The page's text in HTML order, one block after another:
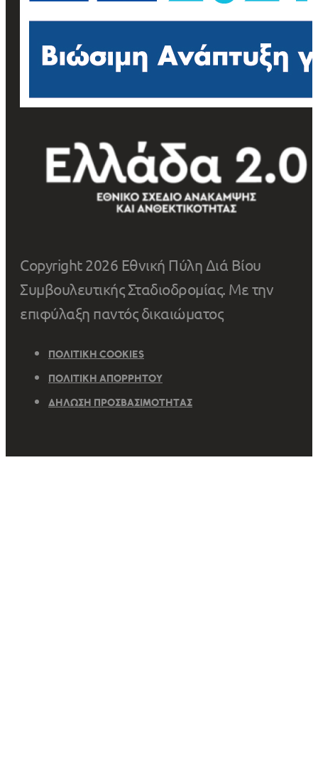
Copyright 2026 Εθνική Πύλη Διά Βίου
Συμβουλευτικής Σταδιοδρομίας. Με την
επιφύλαξη παντός δικαιώματος
ΠΟΛΙΤΙΚΉ COOKIES
ΠΟΛΙΤΙΚΉ ΑΠΟΡΡΉΤΟΥ
ΔΉΛΩΣΗ ΠΡΟΣΒΑΣΙΜΌΤΗΤΑΣ